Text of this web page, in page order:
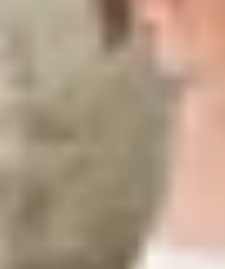
và "Im lặng" trên
lặng (Silent Mode) và Không
muốn thư gãin. Mặc dù cả hai
giữa hai chế độ này, cách kích
thiết bị, ngay trên nút âm lượng.
ứng dụng, âm thanh trò chơi và
Island (trên các mẫu iPhone 14